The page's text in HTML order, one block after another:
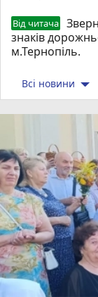
Від читача
знаків
м.Тернопіль.
Всі новини